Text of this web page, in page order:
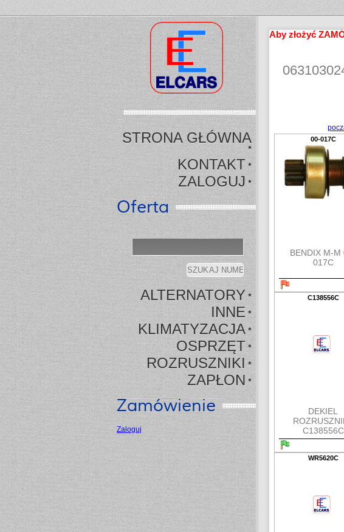
STRONA GŁÓWNA
*
KONTAKT*
ZALOGUJ*
Oferta
ALTERNATORY*
INNE*
KLIMATYZACJA*
OSPRZĘT*
ROZRUSZNIKI*
ZAPŁON*
Zamówienie
Zaloguj
Aby złożyć
00-017C
BENDIX M-M
017C
C138556C
DEKIEL
C138556C
WR5620C